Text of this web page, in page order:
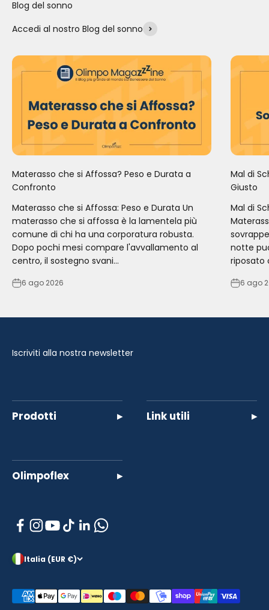
Blog del sonno
Accedi al nostro Blog del sonno
Materasso che si Affossa? Peso e Durata a
Confronto
Materasso che si Affossa: Peso e Durata Un
materasso che si affossa è la lamentela più
comune di chi ha una corporatura robusta.
Dopo pochi mesi compare l'avvallamento al
centro, il sostegno svani...
6 ago 2026
Mal di
Giusto
Mal di
notte
riposato
6 ago
Iscriviti alla nostra newsletter
Prodotti ▸ Link utili ▸
Olimpoflex ▸
Italia (EUR €)